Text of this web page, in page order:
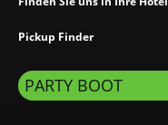
Pickup Finder
PARTY BOOT